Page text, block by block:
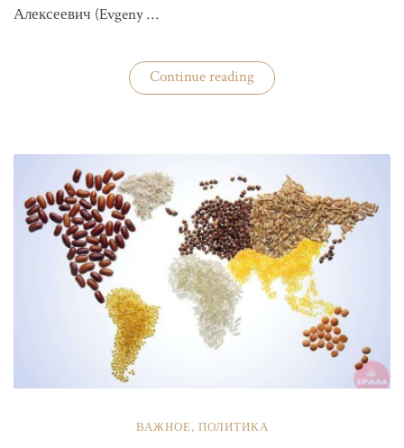
Алексеевич (Evgeny …
Continue reading«Зайферт
Евгений
федерации
Евгений
Алексеевич»
ВАЖНОЕ, ПОЛИТИКА